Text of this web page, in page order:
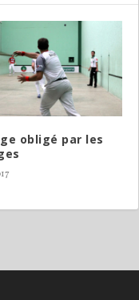
obligé par les